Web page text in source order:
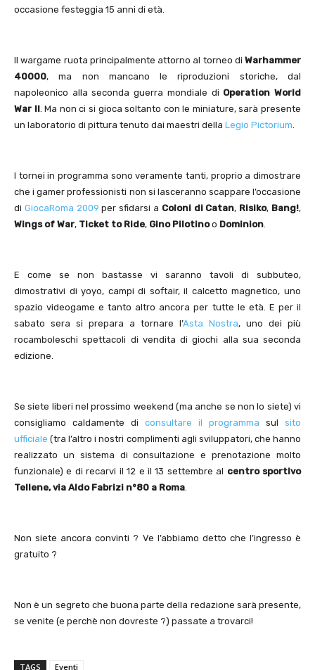
occasione festeggia 15 anni di età.
Il wargame ruota principalmente attorno al torneo di Warhammer
40000, ma non mancano le riproduzioni storiche, dal
napoleonico alla seconda guerra mondiale di Operation World
War II. Ma non ci si gioca soltanto con le miniature, sarà presente
un laboratorio di pittura tenuto dai maestri della Legio Pictorium.
I tornei in programma sono veramente tanti, proprio a dimostrare
che i gamer professionisti non si lasceranno scappare l’occasione
di GiocaRoma 2009 per sfidarsi a Coloni di Catan, Risiko, Bang!,
Wings of War, Ticket to Ride, Gino Pilotinoo Dominion.
E come se non bastasse vi saranno tavoli di subbuteo,
dimostrativi di yoyo, campi di softair, il calcetto magnetico, uno
spazio videogame e tanto altro ancora per tutte le età. E per il
sabato sera si prepara a tornare l’Asta Nostra, uno dei più
rocamboleschi spettacoli di vendita di giochi alla sua seconda
edizione.
Se siete liberi nel prossimo weekend (ma anche se non lo siete) vi
consigliamo caldamente di consultare il programma sul sito
ufficiale (tra l’altro i nostri complimenti agli sviluppatori, che hanno
realizzato un sistema di consultazione e prenotazione molto
funzionale) e di recarvi il 12 e il 13 settembre al centro sportivo
Tellene, via Aldo Fabrizi n°80 a Roma.
Non siete ancora convinti ? Ve l’abbiamo detto che l’ingresso è
gratuito ?
Non è un segreto che buona parte della redazione sarà presente,
se venite (e perchè non dovreste ?) passate a trovarci!
TAGS Eventi